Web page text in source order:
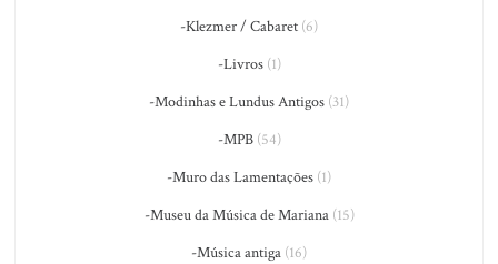
-Klezmer / Cabaret (6)
-Livros(1)
-Modinhas e Lundus Antigos (31)
-MPB(54)
-Muro das Lamentações (1)
-Museu da Música de Mariana(15)
-Música antiga (16)